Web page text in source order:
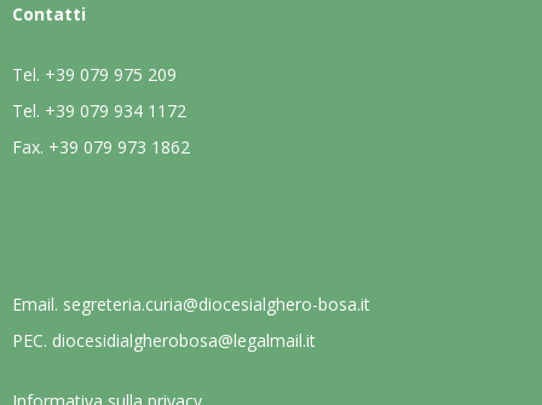
Contatti
Tel. +39 079 975 209
Tel. +39 079 934 1172
Fax. +39 079 973 1862
Email. segreteria.curia@diocesialghero-bosa.it
PEC. diocesidialgherobosa@legalmail.it